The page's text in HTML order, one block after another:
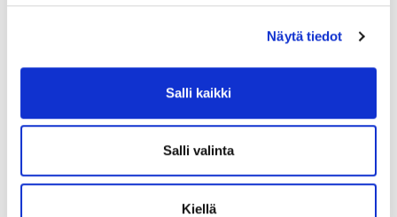
Näytä tiedot
Salli kaikki
Salli valinta
Kiellä
Tarjous:120 € (3)
12.8.2026 19:42:30